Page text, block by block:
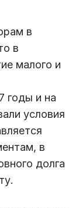
в
в
малого и
годы и на
условия
в
долга